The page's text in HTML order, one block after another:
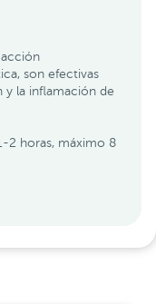
son efectivas
y la inflamación de
2 horas, máximo 8